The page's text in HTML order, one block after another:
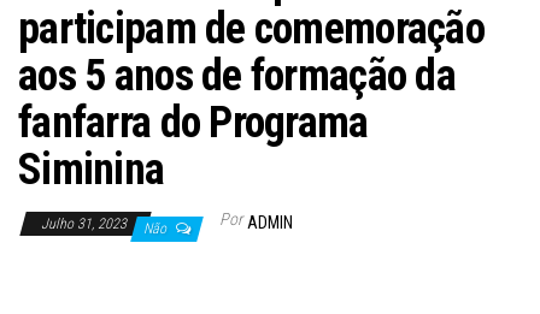
participam de comemoração
aos 5 anos de formação da
fanfarra do Programa
Siminina
Julho 31, 2023 Não Por ADMIN